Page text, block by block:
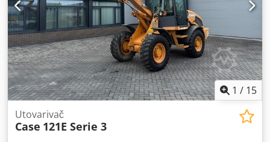
1 / 15
Utovarivač
Case 121E Serie 3